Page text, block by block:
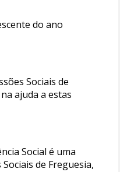
do ano
Sociais de
ajuda a estas
Social é uma
de Freguesia,